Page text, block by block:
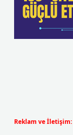
Reklam ve İletişim: